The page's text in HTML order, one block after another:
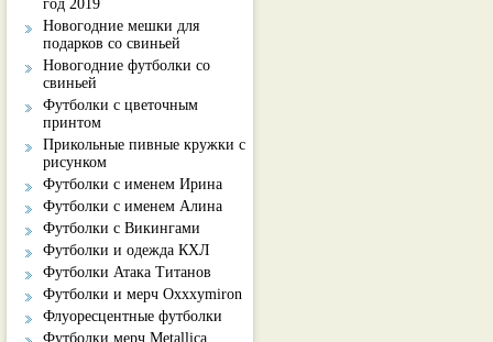
год 2019
Новогодние мешки для
подарков со свиньей
Новогодние футболки со
свиньей
Футболки с цветочным
принтом
Прикольные пивные кружки с
рисунком
Футболки с именем Ирина
Футболки с именем Алина
Футболки с Викингами
Футболки и одежда КХЛ
Футболки Атака Титанов
Футболки и мерч Oxxxymiron
Флуоресцентные футболки
Футболки мерч Metallica